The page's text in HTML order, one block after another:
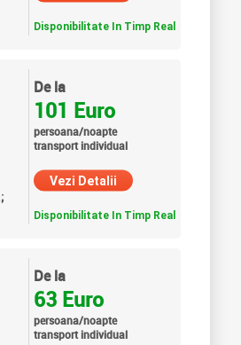
Disponibilitate In Timp Real
De la
101 Euro
persoana/noapte
transport individual
Vezi Detalii
Disponibilitate In Timp Real
De la
63 Euro
persoana/noapte
transport individual